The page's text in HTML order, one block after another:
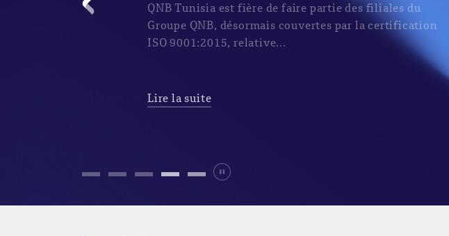
Posted on : Wed, 08 Apr 2026 QNB, la plus grande
institution financière au Moyen-Orient et en Afrique
(Région MEA), vien...
Lire la suite
Durdur